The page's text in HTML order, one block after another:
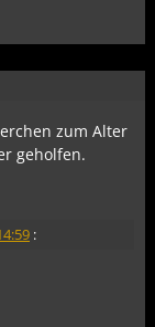
zum Alter
geholfen.
: